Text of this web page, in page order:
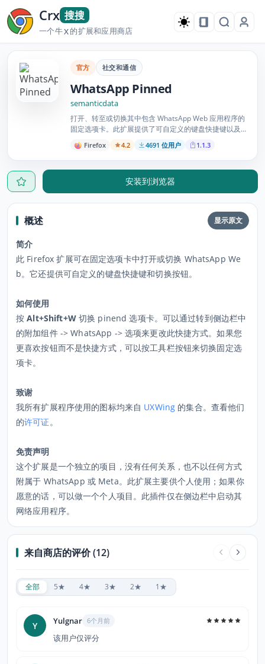
Crx 搜搜
一个牛X的扩展和应用商店
官方 社交和通信
WhatsApp Pinned
semanticdata
打开、转至或切换其中包含 WhatsApp Web 应用程序的
固定选项卡。此扩展提供了可自定义的键盘快捷键以及用
于打开或切换固定选项卡的按钮。
Firefox 4.2 4691 位用户 1.1.3
安装到浏览器
概述 显示原文
简介
此 Firefox 扩展可在固定选项卡中打开或切换 WhatsApp We
b。它还提供可自定义的键盘快捷键和切换按钮。
如何使用
按Alt+Shift+W切换 pinend 选项卡。可以通过转到侧边栏中
的附加组件 -> WhatsApp -> 选项来更改此快捷方式。如果您
更喜欢按钮而不是快捷方式，可以按工具栏按钮来切换固定选
项卡。
致谢
我所有扩展程序使用的图标均来自 UXWing 的集合。查看他们
的许可证。
免责声明
这个扩展是一个独立的项目，没有任何关系，也不以任何方式
附属于 WhatsApp 或 Meta。此扩展主要供个人使用；如果你
愿意的话，可以做一个个人项目。此插件仅在侧边栏中启动其
网络应用程序。
来自商店的评价 (12)
全部 5★ 4★ 3★ 2★ 1★
Y Yulgnar 6个月前
该用户仅评分